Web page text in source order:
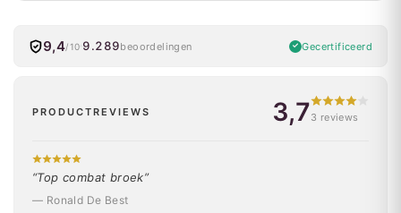
9,4/10 9.289beoordelingen Gecertificeerd
PRODUCTREVIEWS 3,73 reviews
“Top combat broek”
— Ronald De Best